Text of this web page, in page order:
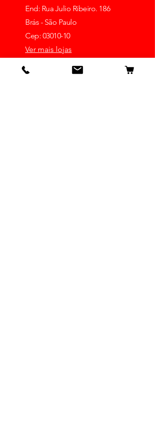
End: Rua Julio Ribeiro. 186
Brás - São Paulo
Cep: 03010-10
Ver mais lojas